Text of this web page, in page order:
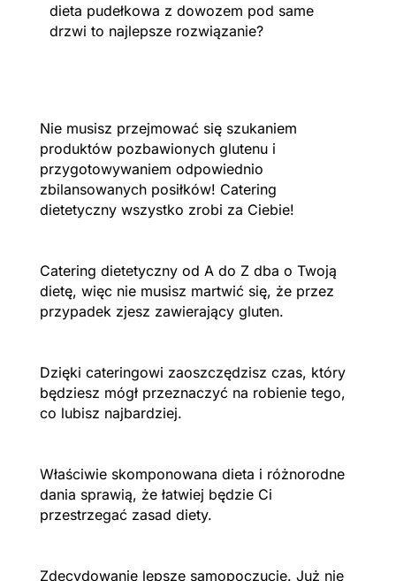
dieta pudełkowa z dowozem pod same
drzwi to najlepsze rozwiązanie?
Nie musisz przejmować się szukaniem
produktów pozbawionych glutenu i
przygotowywaniem odpowiednio
zbilansowanych posiłków! Catering
dietetyczny wszystko zrobi za Ciebie!
Catering dietetyczny od A do Z dba o Twoją
dietę, więc nie musisz martwić się, że przez
przypadek zjesz zawierający gluten.
Dzięki cateringowi zaoszczędzisz czas, który
będziesz mógł przeznaczyć na robienie tego,
co lubisz najbardziej.
Właściwie skomponowana dieta i różnorodne
dania sprawią, że łatwiej będzie Ci
przestrzegać zasad diety.
Zdecydowanie lepsze samopoczucie. Już nie